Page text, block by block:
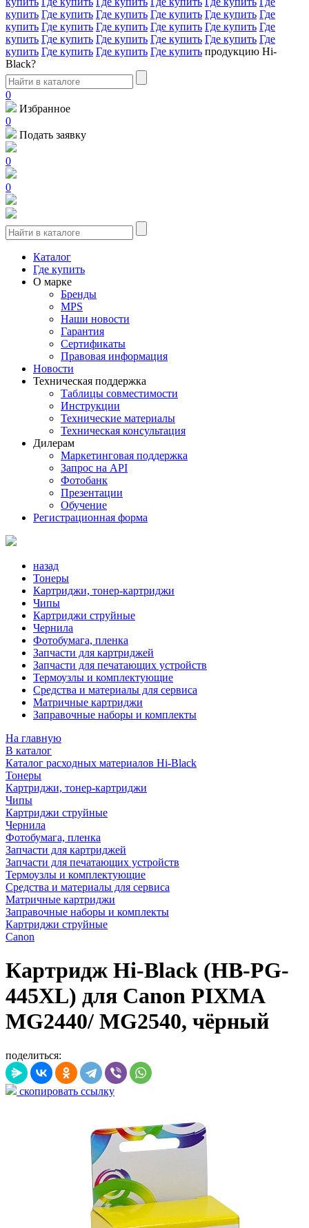
купить Где купить Где купить Где купить Где купить Где
купить Где купить Где купить Где купить Где купить Где
купить Где купить Где купить Где купить Где купить Где
купить Где купить Где купить Где купить продукцию Hi-
Black?
0
Избранное
0
Подать заявку
0
0
Каталог
Где купить
О марке
Бренды
MPS
Наши новости
Гарантия
Сертификаты
Правовая информация
Новости
Техническая поддержка
Таблицы совместимости
Инструкции
Технические материалы
Техническая консультация
Дилерам
Маркетинговая поддержка
Запрос на API
Фотобанк
Презентации
Обучение
Регистрационная форма
назад
Тонеры
Картриджи, тонер-картриджи
Чипы
Картриджи струйные
Чернила
Фотобумага, пленка
Запчасти для картриджей
Запчасти для печатающих устройств
Термоузлы и комплектующие
Средства и материалы для сервиса
Матричные картриджи
Заправочные наборы и комплекты
На главную
В каталог
Каталог расходных материалов Hi-Black
Тонеры
Картриджи, тонер-картриджи
Чипы
Картриджи струйные
Чернила
Фотобумага, пленка
Запчасти для картриджей
Запчасти для печатающих устройств
Термоузлы и комплектующие
Средства и материалы для сервиса
Матричные картриджи
Заправочные наборы и комплекты
Картриджи струйные
Canon
Картридж Hi-Black (HB-PG-
445XL) для Canon PIXMA
MG2440/ MG2540, чёрный
поделиться:
скопировать ссылку